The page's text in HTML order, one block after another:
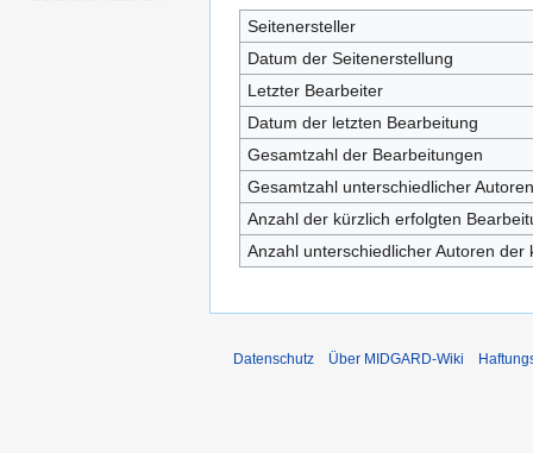
Seitenersteller
Datum der Seitenerstellung
Letzter Bearbeiter
Datum der letzten Bearbeitung
Gesamtzahl der Bearbeitungen
Gesamtzahl unterschiedlicher Autoren
Anzahl der kürzlich erfolgten
Anzahl unterschiedlicher Autoren
Datenschutz Über MIDGARD-Wiki